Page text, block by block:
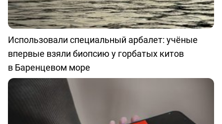
Использовали специальный арбалет: учёные
впервые взяли биопсию у горбатых китов
в Баренцевом море